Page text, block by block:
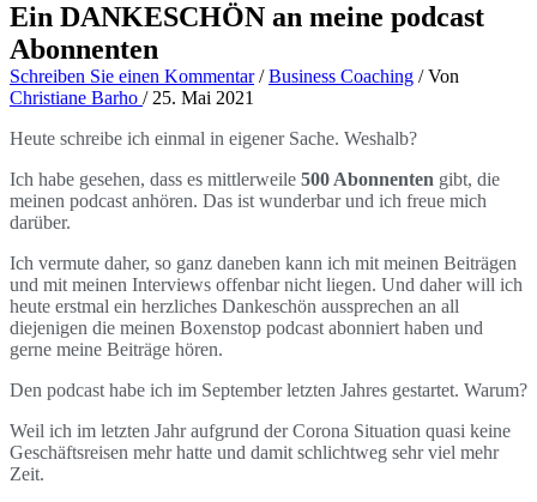
Ein DANKESCHÖN an meine podcast
Abonnenten
Schreiben Sie einen Kommentar /Business Coaching / Von
Christiane Barho / 25. Mai 2021
Heute schreibe ich einmal in eigener Sache. Weshalb?
Ich habe gesehen, dass es mittlerweile 500 Abonnenten gibt, die
meinen podcast anhören. Das ist wunderbar und ich freue mich
darüber.
Ich vermute daher, so ganz daneben kann ich mit meinen Beiträgen
und mit meinen Interviews offenbar nicht liegen. Und daher will ich
heute erstmal ein herzliches Dankeschön aussprechen an all
diejenigen die meinen Boxenstop podcast abonniert haben und
gerne meine Beiträge hören.
Den podcast habe ich im September letzten Jahres gestartet. Warum?
Weil ich im letzten Jahr aufgrund der Corona Situation quasi keine
Geschäftsreisen mehr hatte und damit schlichtweg sehr viel mehr
Zeit.